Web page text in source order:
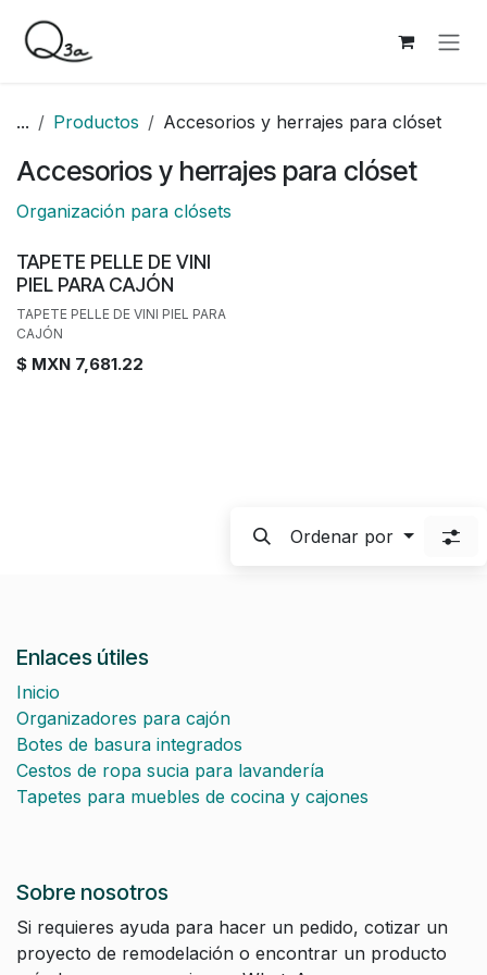
... Productos Accesorios y herrajes para clóset
Accesorios y herrajes para clóset
Organización para clósets
TAPETE PELLE DE VINI
PIEL PARA CAJÓN
TAPETE PELLE DE VINI PIEL PARA
CAJÓN
$ MXN 7,681.22
Ordenar por
Enlaces útiles
Inicio
Organizadores para cajón
Botes de basura integrados
Cestos de ropa sucia para lavandería
Tapetes para muebles de cocina y cajones
Sobre nosotros
Si requieres ayuda para hacer un pedido, cotizar un
proyecto de remodelación o encontrar un producto